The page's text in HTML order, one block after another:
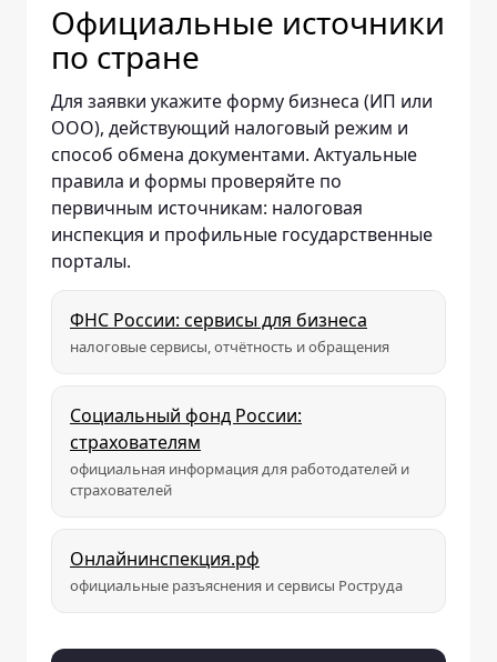
Официальные источники
по стране
Для заявки укажите форму бизнеса (ИП или
ООО), действующий налоговый режим и
способ обмена документами. Актуальные
правила и формы проверяйте по
первичным источникам: налоговая
инспекция и профильные государственные
порталы.
ФНС России: сервисы для бизнеса
налоговые сервисы, отчётность и обращения
Социальный фонд России:
страхователям
официальная информация для работодателей и
страхователей
Онлайнинспекция.рф
официальные разъяснения и сервисы Роструда